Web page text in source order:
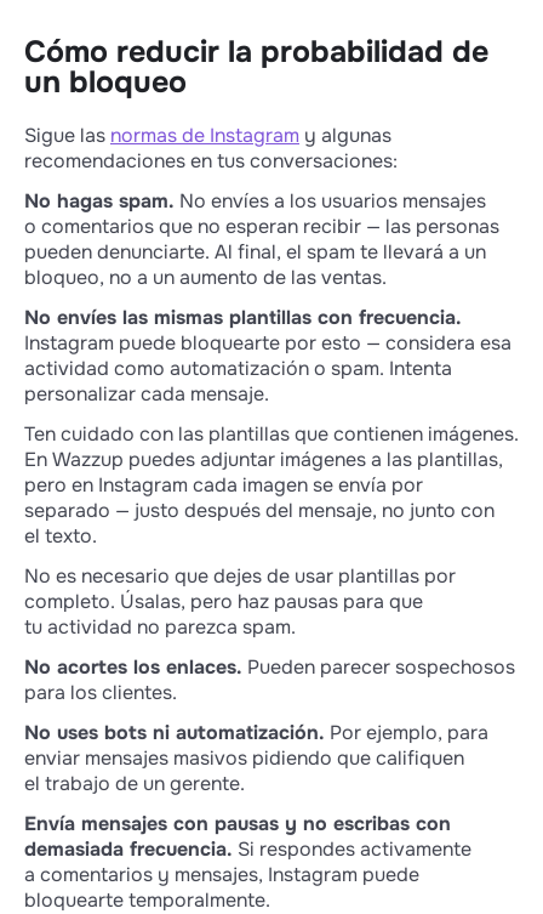
Cómo reducir la probabilidad de
un bloqueo
Sigue las normas de Instagram y algunas
recomendaciones en tus conversaciones:
No hagas spam. No envíes a los usuarios mensajes
o comentarios que no esperan recibir — las personas
pueden denunciarte. Al final, el spam te llevará a un
bloqueo, no a un aumento de las ventas.
No envíes las mismas plantillas con frecuencia.
Instagram puede bloquearte por esto — considera esa
actividad como automatización o spam. Intenta
personalizar cada mensaje.
Ten cuidado con las plantillas que contienen imágenes.
En Wazzup puedes adjuntar imágenes a las plantillas,
pero en Instagram cada imagen se envía por
separado — justo después del mensaje, no junto con
el texto.
No es necesario que dejes de usar plantillas por
completo. Úsalas, pero haz pausas para que
tu actividad no parezca spam.
No acortes los enlaces. Pueden parecer sospechosos
para los clientes.
No uses bots ni automatización. Por ejemplo, para
enviar mensajes masivos pidiendo que califiquen
el trabajo de un gerente.
Envía mensajes con pausas y no escribas con
demasiada frecuencia. Si respondes activamente
a comentarios y mensajes, Instagram puede
bloquearte temporalmente.